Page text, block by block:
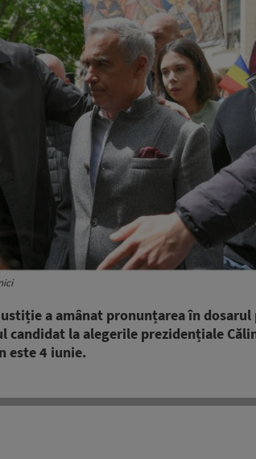
a amânat pronunțarea în
la alegerile prezidențiale
este 4 iunie.